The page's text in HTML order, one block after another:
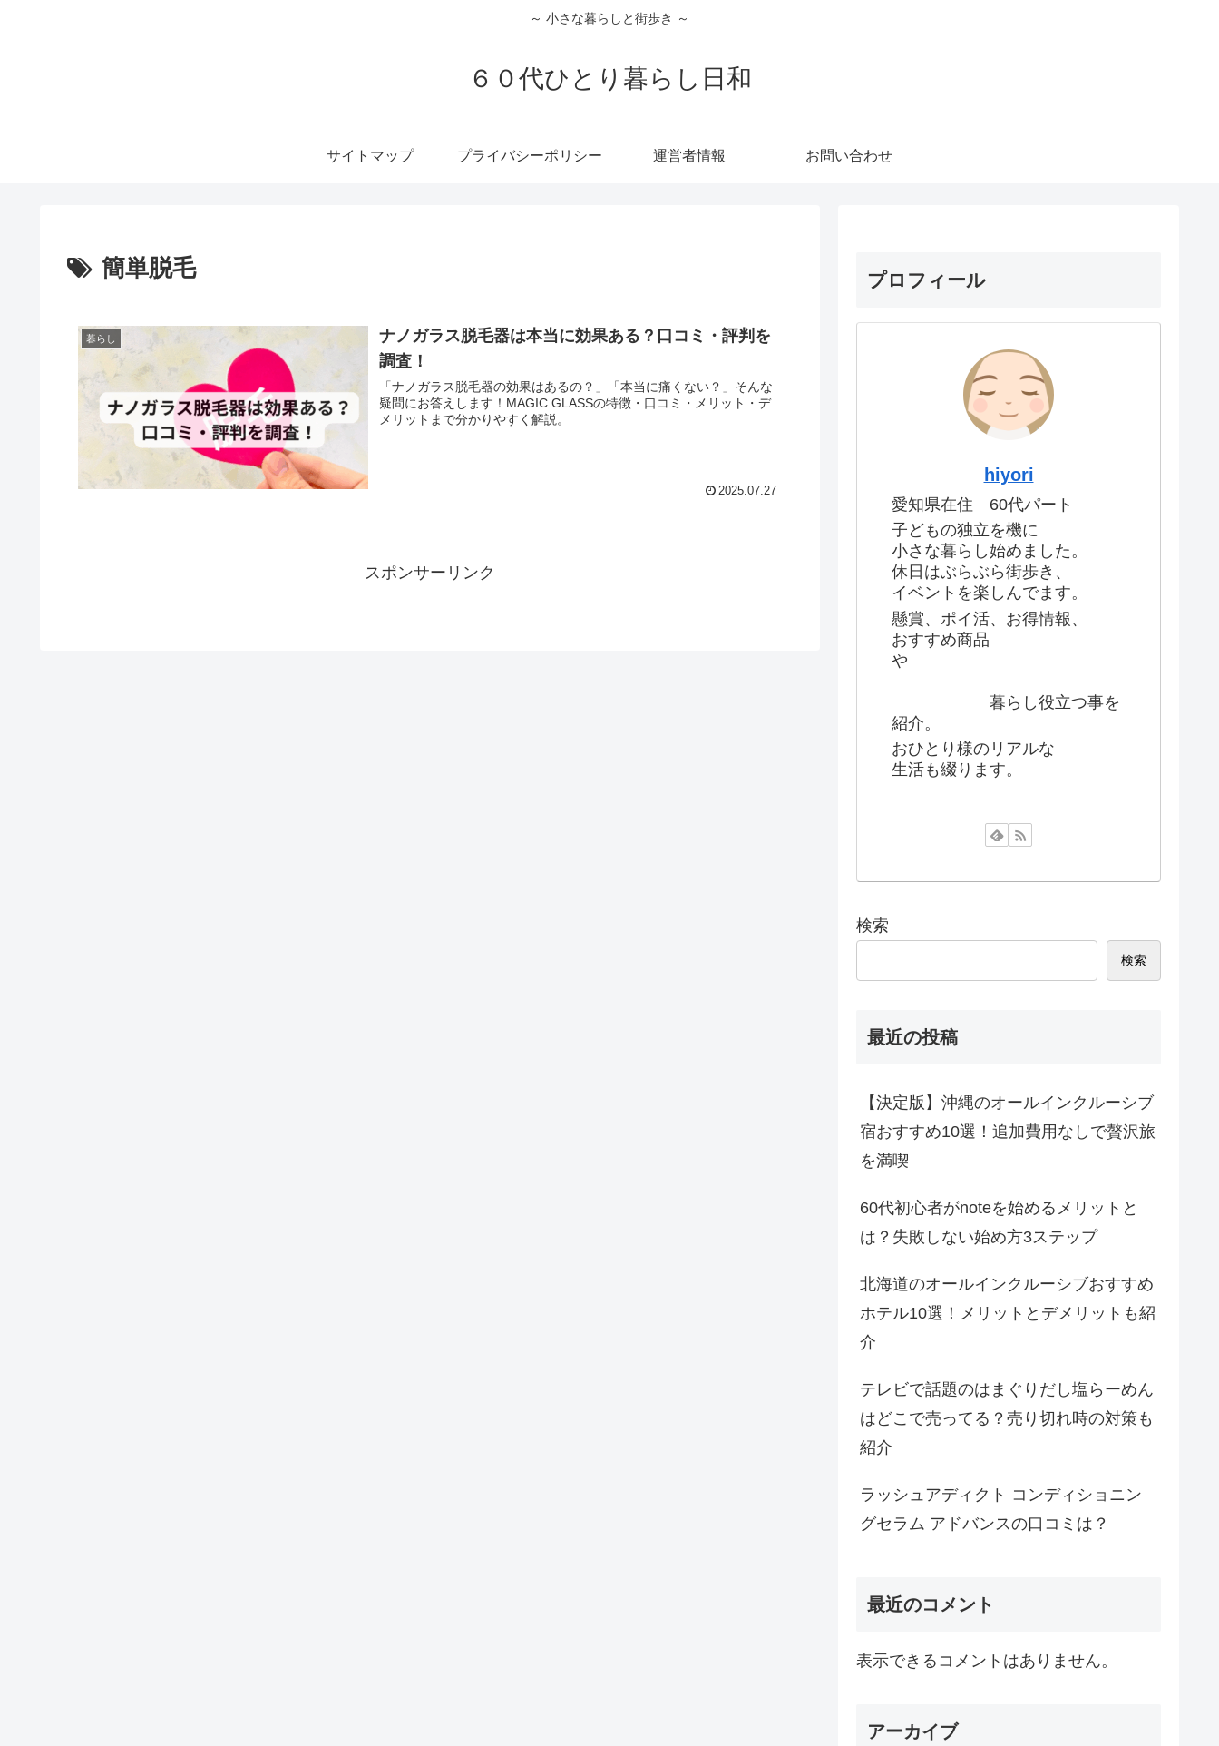
～ 小さな暮らしと街歩き ～
６０代ひとり暮らし日和
サイトマップ プライバシーポリシー 運営者情報 お問い合わせ
簡単脱毛
暮らし
ナノガラス脱毛器は本当に効果ある？口コミ・評判を
調査！
「ナノガラス脱毛器の効果はあるの？」「本当に痛くない？」そんな
疑問にお答えします！MAGIC GLASSの特徴・口コミ・メリット・デ
メリットまで分かりやすく解説。
2025.07.27
スポンサーリンク
プロフィール
hiyori
愛知県在住 60代パート
子どもの独立を機に
小さな暮らし始めました。
休日はぶらぶら街歩き、
イベントを楽しんでます。
懸賞、ポイ活、お得情報、
おすすめ商品
や
暮らし役立つ事を
紹介。
おひとり様のリアルな
生活も綴ります。
検索
検索
最近の投稿
【決定版】沖縄のオールインクルーシブ
宿おすすめ10選！追加費用なしで贅沢旅
を満喫
60代初心者がnoteを始めるメリットと
は？失敗しない始め方3ステップ
北海道のオールインクルーシブおすすめ
ホテル10選！メリットとデメリットも紹
介
テレビで話題のはまぐりだし塩らーめん
はどこで売ってる？売り切れ時の対策も
紹介
ラッシュアディクト コンディショニン
グセラム アドバンスの口コミは？
最近のコメント
表示できるコメントはありません。
アーカイブ